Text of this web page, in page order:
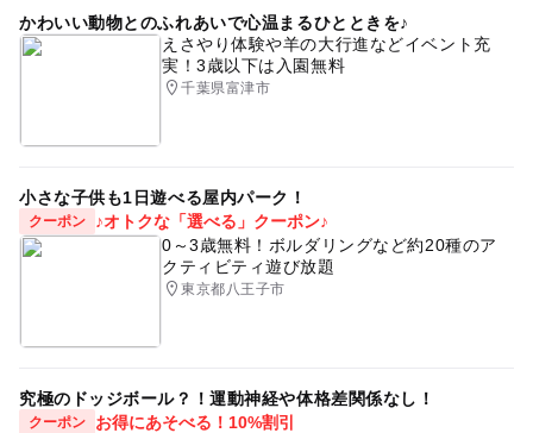
かわいい動物とのふれあいで心温まるひとときを♪
えさやり体験や羊の大行進などイベント充
実！3歳以下は入園無料
千葉県富津市
小さな子供も1日遊べる屋内パーク！
クーポン
♪オトクな「選べる」クーポン♪
0～3歳無料！ボルダリングなど約20種のア
クティビティ遊び放題
東京都八王子市
究極のドッジボール？！運動神経や体格差関係なし！
クーポン
お得にあそべる！10%割引